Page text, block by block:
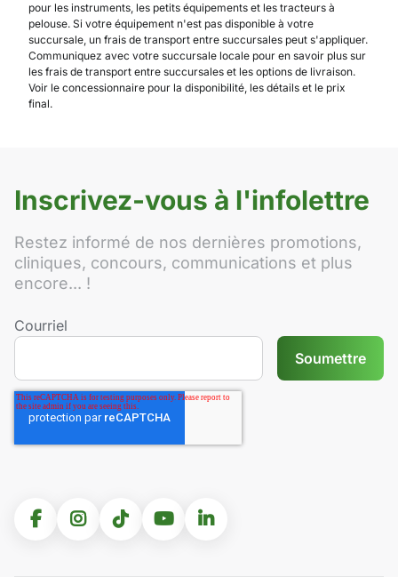
pour les instruments, les petits équipements et les tracteurs à
pelouse. Si votre équipement n'est pas disponible à votre
succursale, un frais de transport entre succursales peut s'appliquer.
Communiquez avec votre succursale locale pour en savoir plus sur
les frais de transport entre succursales et les options de livraison.
Voir le concessionnaire pour la disponibilité, les détails et le prix
final.
Inscrivez-vous à l'infolettre
Restez informé de nos dernières promotions,
cliniques, concours, communications et plus
encore... !
Courriel